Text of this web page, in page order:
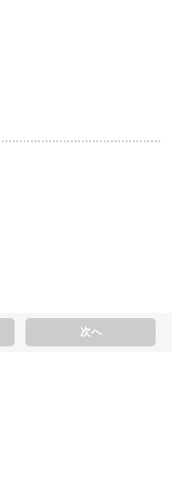
次へ